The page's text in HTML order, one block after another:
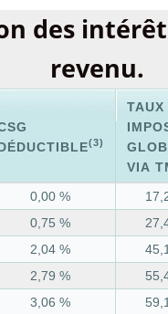
des
revenu.
(3)
TAUX
VIA
0,00 %
0,75 %
2,04 %
2,79 %
3,06 %